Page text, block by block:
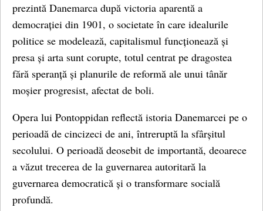
prezintă Danemarca după victoria aparentă a
democrației din 1901, o societate în care idealurile
politice se modelează, capitalismul funcționează și
presa și arta sunt corupte, totul centrat pe dragostea
fără speranță și planurile de reformă ale unui tânăr
moșier progresist, afectat de boli.
Opera lui Pontoppidan reflectă istoria Danemarcei pe o
perioadă de cincizeci de ani, întreruptă la sfârșitul
secolului. O perioadă deosebit de importantă, deoarece
a văzut trecerea de la guvernarea autoritară la
guvernarea democratică și o transformare socială
profundă.